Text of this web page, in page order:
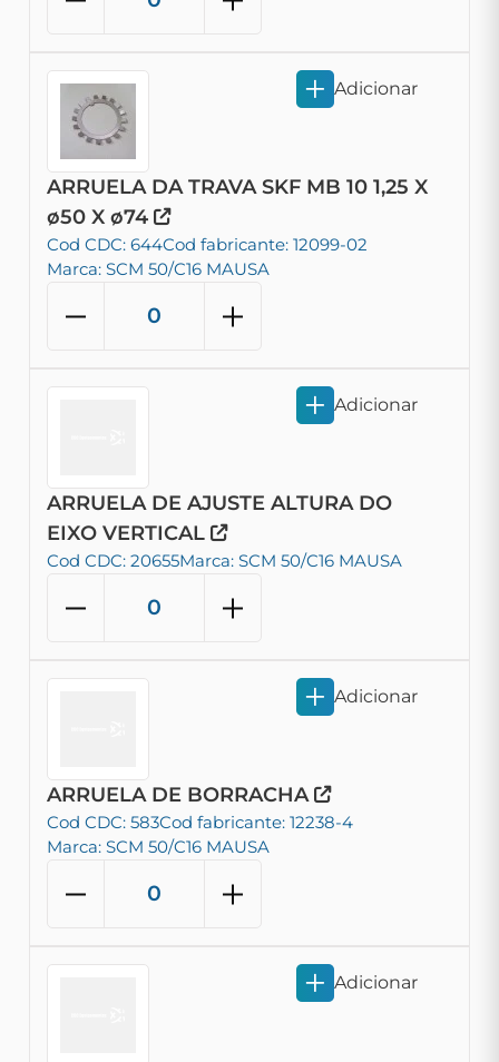
ARRUELA DA TRAVA SKF MB 10 1,25 X
ø50 X ø74
Cod CDC: 644Cod fabricante: 12099-02
Marca: SCM 50/C16 MAUSA
Adicionar
ARRUELA DE AJUSTE ALTURA DO
EIXO VERTICAL
Cod CDC: 20655Marca: SCM 50/C16 MAUSA
Adicionar
ARRUELA DE BORRACHA
Cod CDC: 583Cod fabricante: 12238-4
Marca: SCM 50/C16 MAUSA
Adicionar
Adicionar